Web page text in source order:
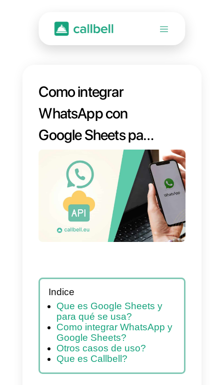
Como integrar
WhatsApp con
Google Sheets para
crear
automatizaciones
Indice
Que es Google Sheets y